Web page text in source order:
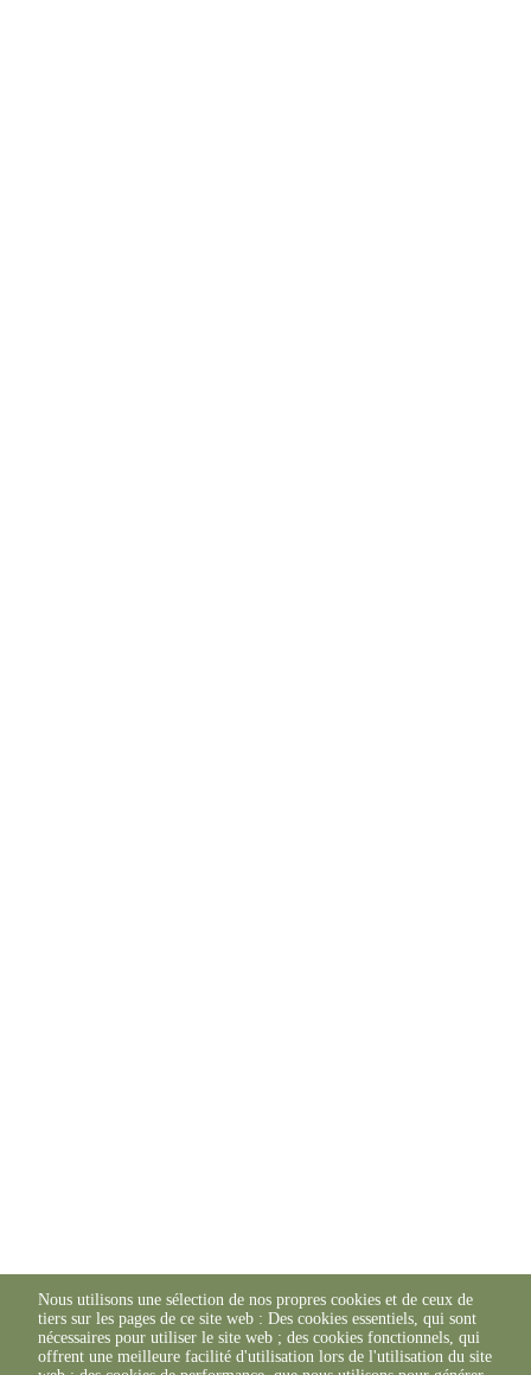
Nous utilisons une sélection de nos propres cookies et de ceux de
tiers sur les pages de ce site web : Des cookies essentiels, qui sont
nécessaires pour utiliser le site web ; des cookies fonctionnels, qui
offrent une meilleure facilité d'utilisation lors de l'utilisation du site